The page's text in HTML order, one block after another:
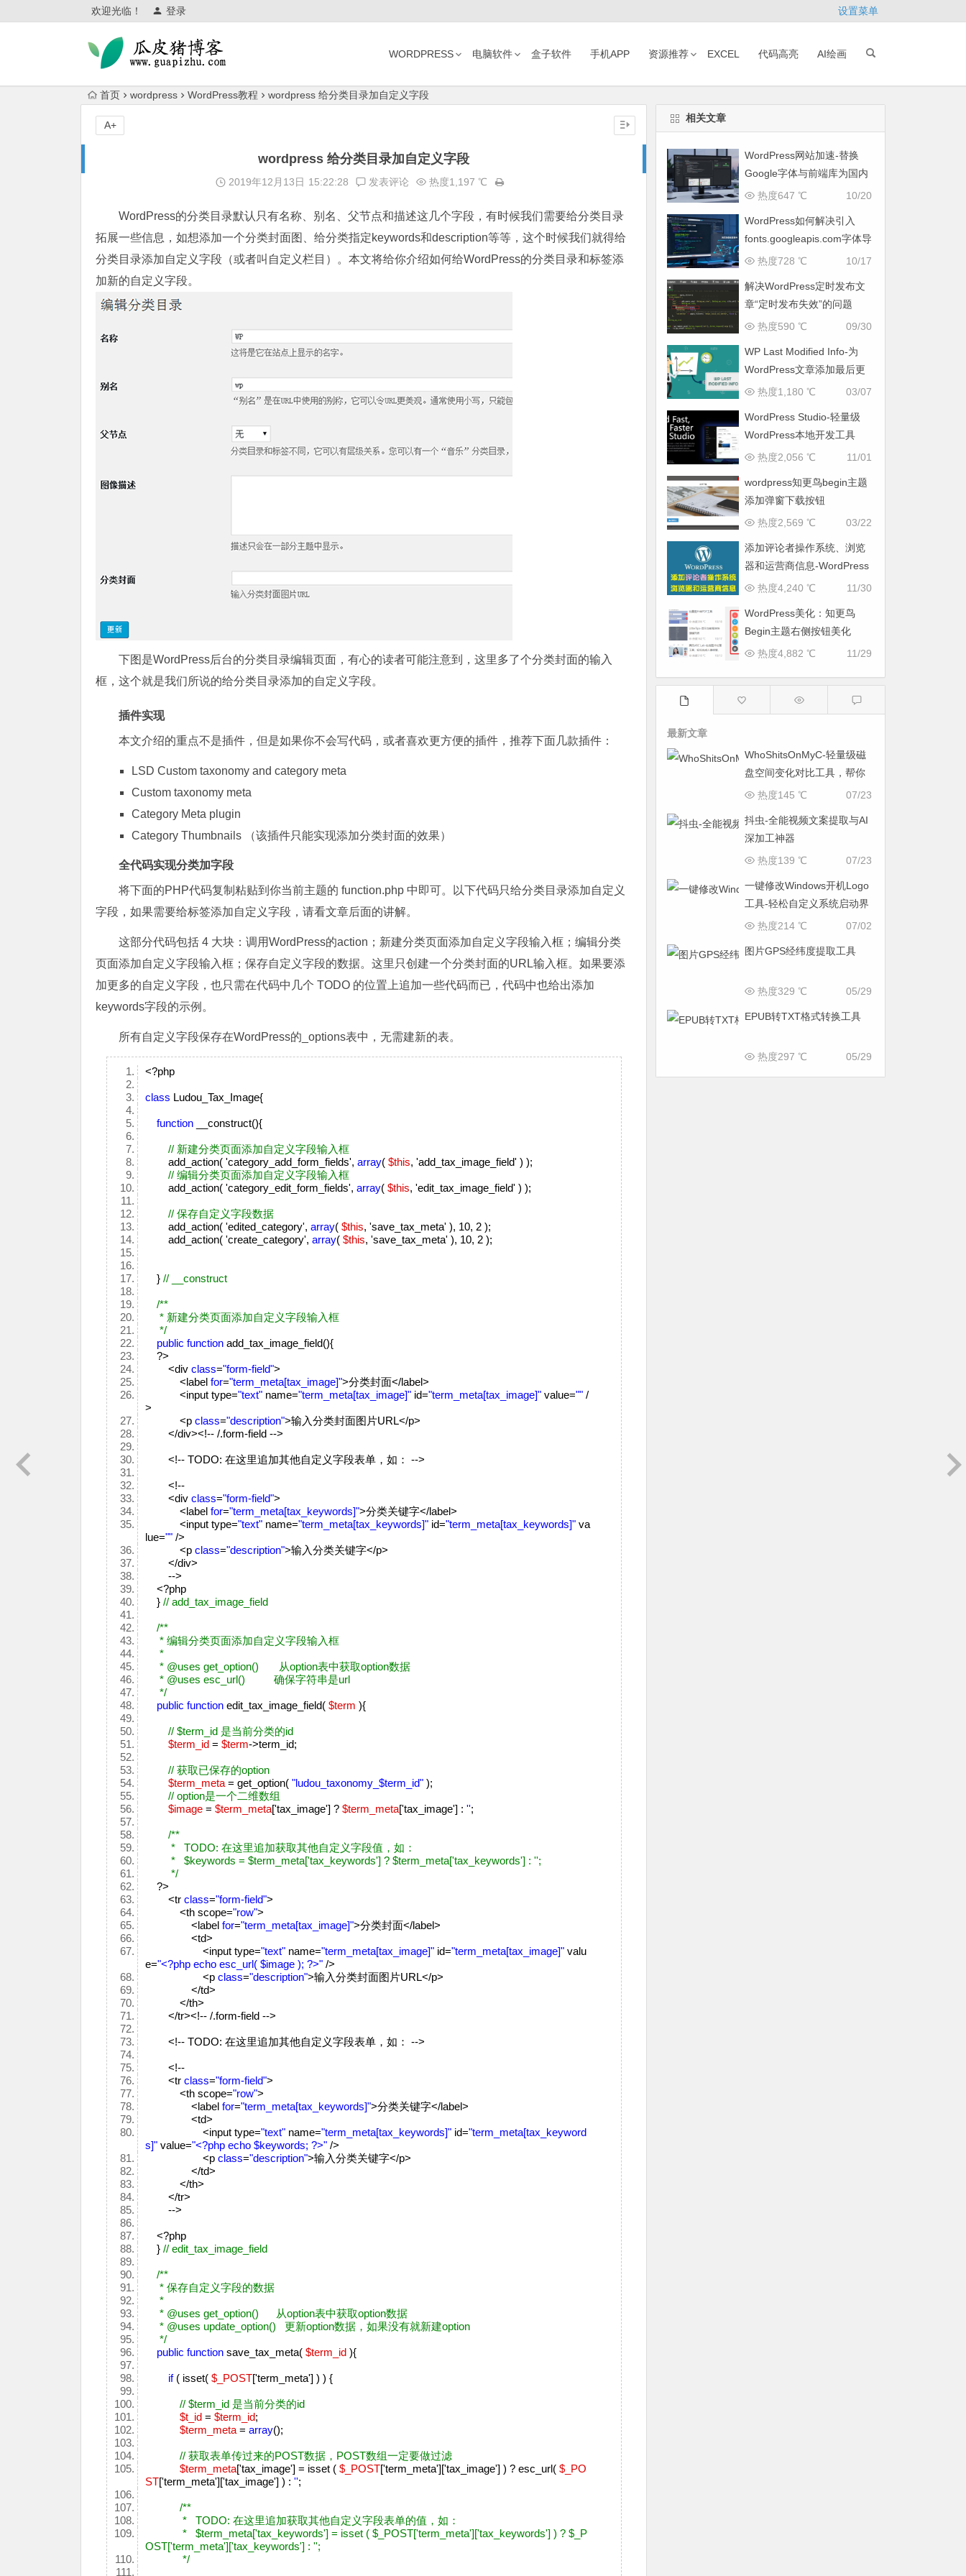
欢迎光临！ 登录 设置菜单
WORDPRESS 电脑软件 盒子软件 手机APP 资源推荐 EXCEL 代码高亮 AI绘画
首页 wordpress WordPress教程 wordpress 给分类目录加自定义字段
wordpress 给分类目录加自定义字段
2019年12月13日 15:22:28 发表评论 热度1,197 ℃
WordPress的分类目录默认只有名称、别名、父节点和描述这几个字段，有时候我们需要给分类目录
拓展一些信息，如想添加一个分类封面图、给分类指定keywords和description等等，这个时候我们就得给
分类目录添加自定义字段（或者叫自定义栏目）。本文将给你介绍如何给WordPress的分类目录和标签添
加新的自定义字段。
下图是WordPress后台的分类目录编辑页面，有心的读者可能注意到，这里多了个分类封面的输入
框，这个就是我们所说的给分类目录添加的自定义字段。
插件实现
本文介绍的重点不是插件，但是如果你不会写代码，或者喜欢更方便的插件，推荐下面几款插件：
LSD Custom taxonomy and category meta
Custom taxonomy meta
Category Meta plugin
Category Thumbnails （该插件只能实现添加分类封面的效果）
全代码实现分类加字段
将下面的PHP代码复制粘贴到你当前主题的 function.php 中即可。以下代码只给分类目录添加自定义
字段，如果需要给标签添加自定义字段，请看文章后面的讲解。
这部分代码包括 4 大块：调用WordPress的action；新建分类页面添加自定义字段输入框；编辑分类
页面添加自定义字段输入框；保存自定义字段的数据。这里只创建一个分类封面的URL输入框。如果要添
加更多的自定义字段，也只需在代码中几个 TODO 的位置上追加一些代码而已，代码中也给出添加
keywords字段的示例。
所有自定义字段保存在WordPress的_options表中，无需建新的表。
<?php
class Ludou_Tax_Image{
function__construct(){
// 新建分类页面添加自定义字段输入框
add_action( 'category_add_form_fields', array( $this, 'add_tax_image_field' ) );
// 编辑分类页面添加自定义字段输入框
add_action( 'category_edit_form_fields', array( $this, 'edit_tax_image_field' ) );
// 保存自定义字段数据
add_action( 'edited_category', array( $this, 'save_tax_meta' ), 10, 2 );
add_action( 'create_category', array( $this, 'save_tax_meta' ), 10, 2 );
} // __construct
/**
* 新建分类页面添加自定义字段输入框
*/
public functionadd_tax_image_field(){
?>
<div class="form-field">
<label for="term_meta[tax_image]">分类封面</label>
<input type="text"name="term_meta[tax_image]"id="term_meta[tax_image]"value=""/
>
<p class="description">输入分类封面图片URL</p>
</div><!-- /.form-field -->
<!-- TODO: 在这里追加其他自定义字段表单，如： -->
<!--
<div class="form-field">
<label for="term_meta[tax_keywords]">分类关键字</label>
<input type="text"name="term_meta[tax_keywords]"id="term_meta[tax_keywords]"va
lue=""/>
<p class="description">输入分类关键字</p>
</div>
-->
<?php
} // add_tax_image_field
/**
* 编辑分类页面添加自定义字段输入框
*
* @uses get_option() 从option表中获取option数据
* @uses esc_url() 确保字符串是url
*/
public functionedit_tax_image_field( $term ){
// $term_id 是当前分类的id
$term_id= $term->term_id;
// 获取已保存的option
$term_meta= get_option( "ludou_taxonomy_$term_id");
// option是一个二维数组
$image= $term_meta['tax_image'] ? $term_meta['tax_image'] : '';
/**
* TODO: 在这里追加获取其他自定义字段值，如：
* $keywords = $term_meta['tax_keywords'] ? $term_meta['tax_keywords'] : '';
*/
?>
<tr class="form-field">
<th scope="row">
<label for="term_meta[tax_image]">分类封面</label>
<td>
<input type="text"name="term_meta[tax_image]"id="term_meta[tax_image]"valu
e="<?php echo esc_url( $image ); ?>"/>
<p class="description">输入分类封面图片URL</p>
</td>
</th>
</tr><!-- /.form-field -->
<!-- TODO: 在这里追加其他自定义字段表单，如： -->
<!--
<tr class="form-field">
<th scope="row">
<label for="term_meta[tax_keywords]">分类关键字</label>
<td>
<input type="text"name="term_meta[tax_keywords]"id="term_meta[tax_keyword
s]"value="<?php echo $keywords; ?>"/>
<p class="description">输入分类关键字</p>
</td>
</th>
</tr>
-->
<?php
} // edit_tax_image_field
/**
* 保存自定义字段的数据
*
* @uses get_option() 从option表中获取option数据
* @uses update_option() 更新option数据，如果没有就新建option
*/
public functionsave_tax_meta( $term_id){
if( isset( $_POST['term_meta'] ) ) {
// $term_id 是当前分类的id
$t_id= $term_id;
$term_meta= array();
// 获取表单传过来的POST数据，POST数组一定要做过滤
$term_meta['tax_image'] = isset ( $_POST['term_meta']['tax_image'] ) ? esc_url( $_PO
ST['term_meta']['tax_image'] ) : '';
/**
* TODO: 在这里追加获取其他自定义字段表单的值，如：
* $term_meta['tax_keywords'] = isset ( $_POST['term_meta']['tax_keywords'] ) ? $_P
OST['term_meta']['tax_keywords'] : '';
*/
A+
相关文章
WordPress网站加速-替换
Google字体与前端库为国内
CDN镜像
10/20
热度647 ℃
WordPress如何解决引入
fonts.googleapis.com字体导
致网页响应缓慢问题
10/17
热度728 ℃
解决WordPress定时发布文
章“定时发布失效”的问题
09/30
热度590 ℃
WP Last Modified Info-为
WordPress文章添加最后更
新时间
03/07
热度1,180 ℃
WordPress Studio-轻量级
WordPress本地开发工具
11/01
热度2,056 ℃
wordpress知更鸟begin主题
添加弹窗下载按钮
03/22
热度2,569 ℃
添加评论者操作系统、浏览
器和运营商信息-WordPress
教程
11/30
热度4,240 ℃
WordPress美化：知更鸟
Begin主题右侧按钮美化
11/29
热度4,882 ℃
最新文章
WhoShitsOnMyC-轻量级磁
盘空间变化对比工具，帮你
找出“吃掉”空间的罪魁祸首
07/23
热度145 ℃
抖虫-全能视频文案提取与AI
深加工神器
07/23
热度139 ℃
一键修改Windows开机Logo
工具-轻松自定义系统启动界
面
07/02
热度214 ℃
图片GPS经纬度提取工具
05/29
热度329 ℃
EPUB转TXT格式转换工具
05/29
热度297 ℃